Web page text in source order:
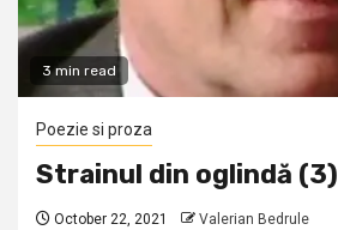
3 min read
Poezie si proza
Strainul din oglindă (3)
October 22, 2021 Valerian Bedrule